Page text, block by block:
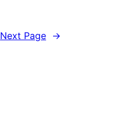
Next Page →